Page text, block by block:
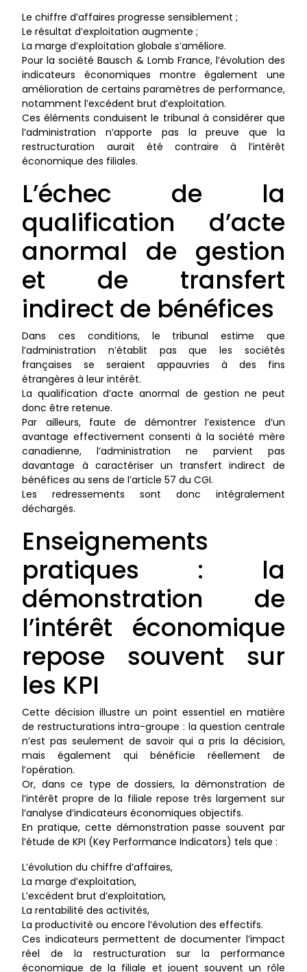
Le chiffre d’affaires progresse sensiblement ;
Le résultat d’exploitation augmente ;
La marge d’exploitation globale s’améliore.
Pour la société Bausch & Lomb France, l’évolution des
indicateurs économiques montre également une
amélioration de certains paramètres de performance,
notamment l’excédent brut d’exploitation.
Ces éléments conduisent le tribunal à considérer que
l’administration n’apporte pas la preuve que la
restructuration aurait été contraire à l’intérêt
économique des filiales.
L’échec de la
qualification d’acte
anormal de gestion
et de transfert
indirect de bénéfices
Dans ces conditions, le tribunal estime que
l’administration n’établit pas que les sociétés
françaises se seraient appauvries à des fins
étrangères à leur intérêt.
La qualification d’acte anormal de gestion ne peut
donc être retenue.
Par ailleurs, faute de démontrer l’existence d’un
avantage effectivement consenti à la société mère
canadienne, l’administration ne parvient pas
davantage à caractériser un transfert indirect de
bénéfices au sens de l’article 57 du CGI.
Les redressements sont donc intégralement
déchargés.
Enseignements
pratiques : la
démonstration de
l’intérêt économique
repose souvent sur
les KPI
Cette décision illustre un point essentiel en matière
de restructurations intra-groupe : la question centrale
n’est pas seulement de savoir qui a pris la décision,
mais également qui bénéficie réellement de
l’opération.
Or, dans ce type de dossiers, la démonstration de
l’intérêt propre de la filiale repose très largement sur
l’analyse d’indicateurs économiques objectifs.
En pratique, cette démonstration passe souvent par
l’étude de KPI (Key Performance Indicators) tels que :
L’évolution du chiffre d’affaires,
La marge d’exploitation,
L’excédent brut d’exploitation,
La rentabilité des activités,
La productivité ou encore l’évolution des effectifs.
Ces indicateurs permettent de documenter l’impact
réel de la restructuration sur la performance
économique de la filiale et jouent souvent un rôle